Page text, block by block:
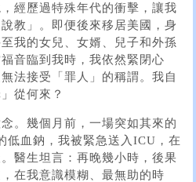
經歷過特殊年代的衝擊，讓我
教」。即便後來移居美國，身
我的女兒、女婿、兒子和外孫
音臨到我時，我依然緊閉心
法接受「罪人」的稱謂。我自
從何來？
。幾個月前，一場突如其來的
低血鈉，我被緊急送入ICU，在
醫生坦言：再晚幾小時，後果
在我意識模糊、最無助的時